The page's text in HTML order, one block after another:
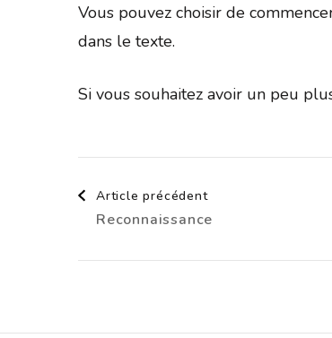
Vous pouvez choisir de
dans le texte.
Si vous souhaitez avoir un peu
Navigation
d'article
Article précédent
Reconnaissance